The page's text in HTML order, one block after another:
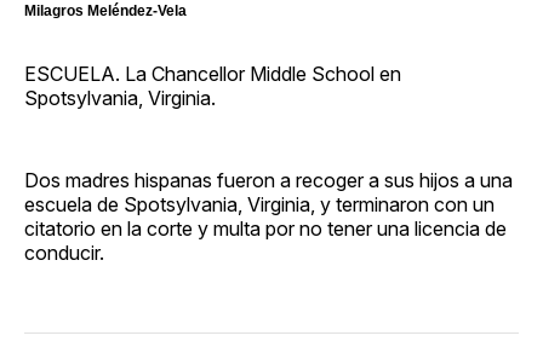
Milagros Meléndez-Vela
ESCUELA. La Chancellor Middle School en
Spotsylvania, Virginia.
Dos madres hispanas fueron a recoger a sus hijos a una
escuela de Spotsylvania, Virginia, y terminaron con un
citatorio en la corte y multa por no tener una licencia de
conducir.